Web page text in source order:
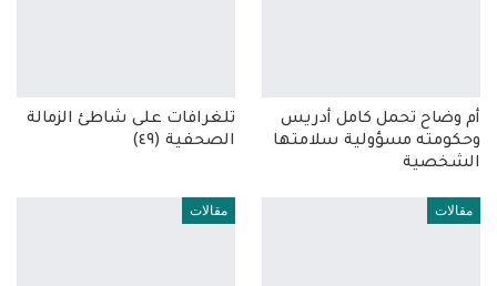
أم وضاح تحمل كامل أدريس
وحكومته مسؤولية سلامتها
الشخصية
تلغرافات على شاطئ الزمالة
الصحفية (٤٩)
مقالات مقالات